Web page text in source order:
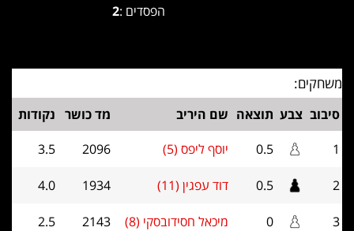
הפסדים :2
משחקים:
סיבוב צבע תוצאה שם היריב מד כושר נקודות
1
0.5 יוסף ליפס (5) 2096
3.5
2
0.5 דוד עפגין (11) 1934
4.0
3
0 מיכאל חסידובסקי (8) 2143
2.5